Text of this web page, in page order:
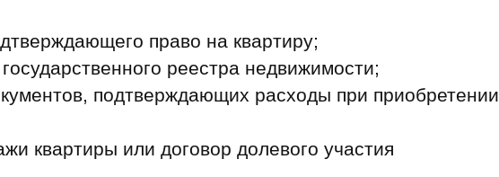
право на квартиру;
реестра недвижимости;
подтверждающих расходы при приобретении
квартиры или договор долевого участия